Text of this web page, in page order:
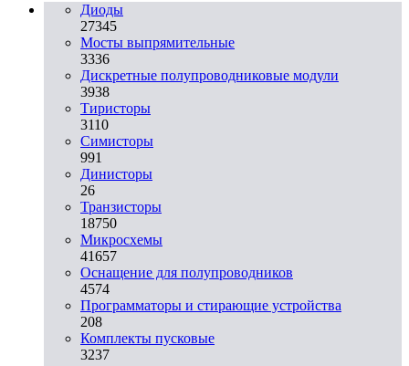
Диоды
27345
Мосты выпрямительные
3336
Дискретные полупроводниковые модули
3938
Тиристоры
3110
Симисторы
991
Динисторы
26
Транзисторы
18750
Микросхемы
41657
Оснащение для полупроводников
4574
Программаторы и стирающие устройства
208
Комплекты пусковые
3237